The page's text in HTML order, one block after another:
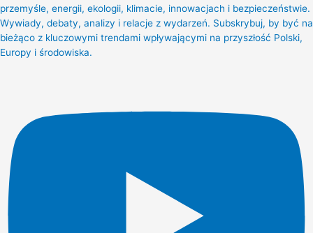
przemyśle, energii, ekologii, klimacie, innowacjach i bezpieczeństwie.
Wywiady, debaty, analizy i relacje z wydarzeń. Subskrybuj, by być na
bieżąco z kluczowymi trendami wpływającymi na przyszłość Polski,
Europy i środowiska.